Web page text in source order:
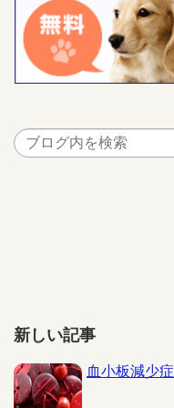
新しい記事
血小板減少症